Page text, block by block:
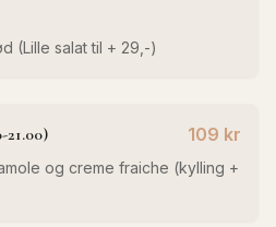
(Lille salat til + 29,-)
21.00) 109 kr
og creme fraiche (kylling +